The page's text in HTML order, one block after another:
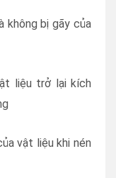
không bị gãy của
liệu trở lại kích
vật liệu khi nén